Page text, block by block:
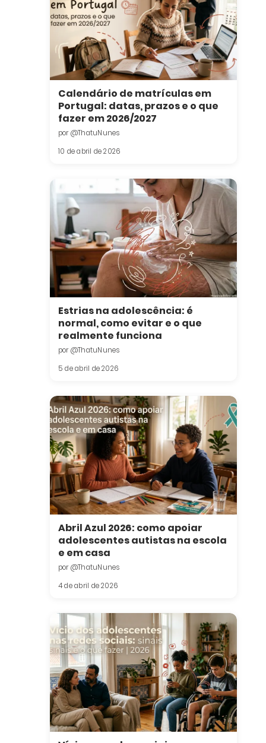
Calendário de matrículas em
Portugal: datas, prazos e o que
fazer em 2026/2027
por @ThatuNunes
10 de abril de 2026
Estrias na adolescência: é
normal, como evitar e o que
realmente funciona
por @ThatuNunes
5 de abril de 2026
Abril Azul 2026: como apoiar
adolescentes autistas na escola
e em casa
por @ThatuNunes
4 de abril de 2026